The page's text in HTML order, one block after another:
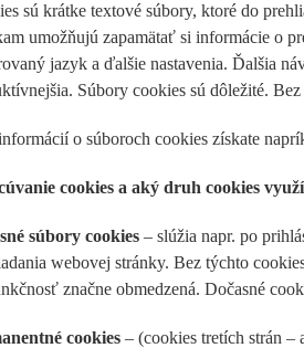
sú krátke textové súbory, ktoré do
umožňujú zapamätať si informácie o
jazyk a ďalšie nastavenia. Ďalšia
Súbory cookies sú dôležité.
o súboroch cookies získate
cookies a aký druh cookies
súbory cookies – slúžia napr. po
webovej stránky. Bez týchto
značne obmedzená. Dočasné
cookies – (cookies tretích strán –